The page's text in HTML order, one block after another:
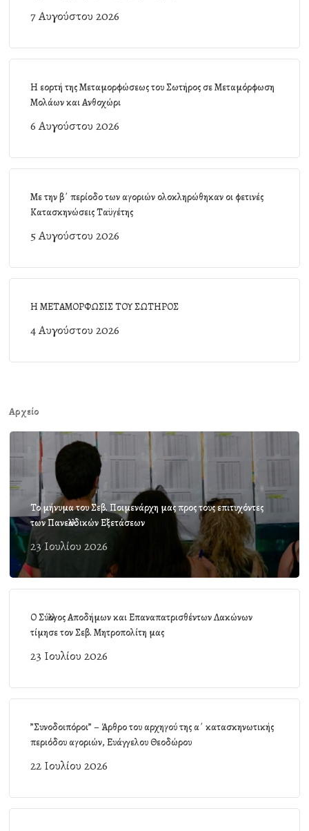
7 Αυγούστου 2026
Η εορτή της Μεταμορφώσεως του Σωτήρος σε Μεταμόρφωση
Μολάων και Ανθοχώρι
6 Αυγούστου 2026
Με την β΄ περίοδο των αγοριών ολοκληρώθηκαν οι φετινές
Κατασκηνώσεις Ταϋγέτης
5 Αυγούστου 2026
Η ΜΕΤΑΜΟΡΦΩΣΙΣ ΤΟΥ ΣΩΤΗΡΟΣ
4 Αυγούστου 2026
Αρχείο
Το μήνυμα του Σεβ. Ποιμενάρχη μας προς τους επιτυχόντες
των Πανελλαδικών Εξετάσεων
23 Ιουλίου 2026
Ο Σύλλογος Αποδήμων και Επαναπατρισθέντων Λακώνων
τίμησε τον Σεβ. Μητροπολίτη μας
23 Ιουλίου 2026
”Συνοδοιπόροι” – Άρθρο του αρχηγού της α΄ κατασκηνωτικής
περιόδου αγοριών, Ευάγγελου Θεοδώρου
22 Ιουλίου 2026